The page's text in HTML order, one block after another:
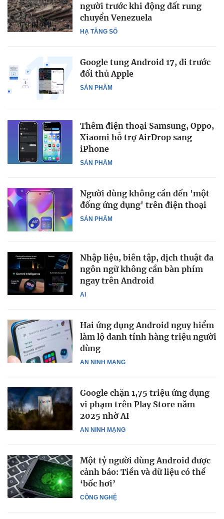
HẠ TẦNG SỐ
người trước khi động đất rung
chuyển Venezuela
SẢN PHẨM
Google tung Android 17, đi trước
đối thủ Apple
SẢN PHẨM
Thêm điện thoại Samsung, Oppo,
Xiaomi hỗ trợ AirDrop sang
iPhone
SẢN PHẨM
Người dùng không cần đến 'một
đống ứng dụng' trên điện thoại
AI
Nhập liệu, biên tập, dịch thuật đa
ngôn ngữ không cần bàn phím
ngay trên Android
AN NINH MẠNG
Hai ứng dụng Android nguy hiểm
làm lộ danh tính hàng triệu người
dùng
AN NINH MẠNG
Google chặn 1,75 triệu ứng dụng
vi phạm trên Play Store năm
2025 nhờ AI
CÔNG NGHỆ
Một tỷ người dùng Android được
cảnh báo: Tiền và dữ liệu có thể
‘bốc hơi’